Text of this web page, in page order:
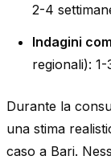
2-4
Indagini
regionali): 1-
Durante la
una stima
caso a Bari.